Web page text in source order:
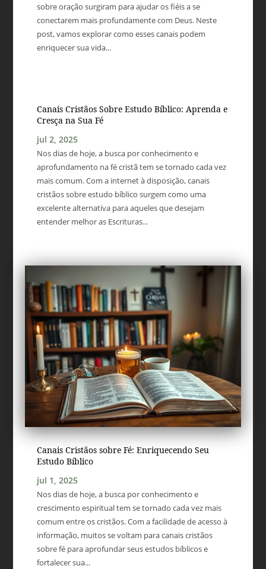
sobre oração surgiram para ajudar os fiéis a se
conectarem mais profundamente com Deus. Neste
post, vamos explorar como esses canais podem
enriquecer sua vida...
Canais Cristãos Sobre Estudo Bíblico: Aprenda e
Cresça na Sua Fé
jul 2, 2025
Nos dias de hoje, a busca por conhecimento e
aprofundamento na fé cristã tem se tornado cada vez
mais comum. Com a internet à disposição, canais
cristãos sobre estudo bíblico surgem como uma
excelente alternativa para aqueles que desejam
entender melhor as Escrituras...
Canais Cristãos sobre Fé: Enriquecendo Seu
Estudo Bíblico
jul 1, 2025
Nos dias de hoje, a busca por conhecimento e
crescimento espiritual tem se tornado cada vez mais
comum entre os cristãos. Com a facilidade de acesso à
informação, muitos se voltam para canais cristãos
sobre fé para aprofundar seus estudos bíblicos e
fortalecer sua...